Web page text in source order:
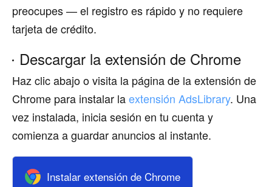
preocupes — el registro es rápido y no requiere
tarjeta de crédito.
Descargar la extensión de Chrome
Haz clic abajo o visita la página de la extensión de
Chrome para instalar laextensión AdsLibrary. Una
vez instalada, inicia sesión en tu cuenta y
comienza a guardar anuncios al instante.
Instalar extensión de Chrome